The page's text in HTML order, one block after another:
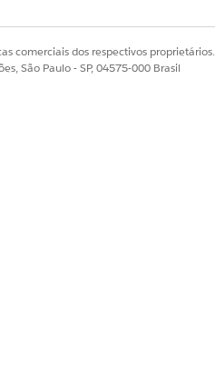
comerciais dos respectivos proprietários.
São Paulo - SP, 04575-000 Brasil